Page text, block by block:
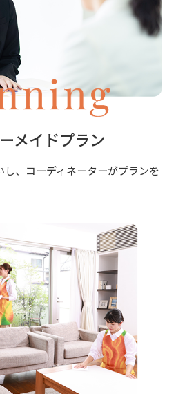
メイドプラン
、コーディネーターがプランを